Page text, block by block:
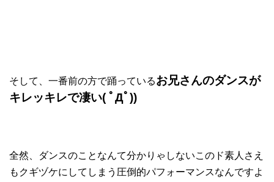
そして、一番前の方で踊っているお兄さんのダンスが
キレッキレで凄い( ﾟДﾟ))
全然、ダンスのことなんて分かりゃしないこのド素人さえ
もクギヅケにしてしまう圧倒的パフォーマンスなんですよ